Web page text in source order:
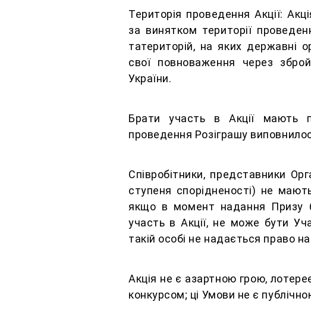
Територія проведення Акції:
за винятком території
татериторій, на яких державні
свої повноваження через
України.
Брати участь в Акції мають
проведення Розіграшу
Співробітники, представники
ступеня спорідненості) не
якщо в момент надання Призу
участь в Акції, не може бути
такій особі не надається право
Акція не є азартною грою,
конкурсом; ці Умови не є